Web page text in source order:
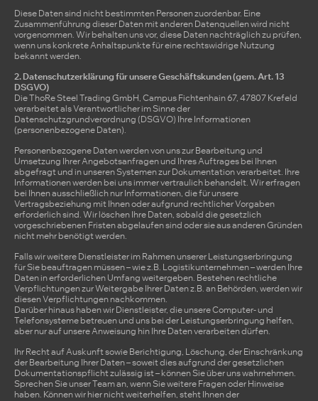
Diese Daten sind nicht bestimmten Personen zuordenbar. Eine
Zusammenführung dieser Daten mit anderen Datenquellen wird nicht
vorgenommen. Wir behalten uns vor, diese Daten nachträglich zu prüfen,
wenn uns konkrete Anhaltspunkte für eine rechtswidrige Nutzung
bekannt werden.
2. Datenschutzerklärung für unsere Geschäftskunden (gem. Art. 13
DSGVO)
Die ThoRe Steel Trading GmbH, Campus Fichtenhain 67, 47807 Krefeld
verarbeitet als Verantwortlicher im Sinne der
Datenschutzgrundverordnung (DSGVO) Ihre Informationen
(personenbezogene Daten).
Personenbezogene Daten werden von uns zur Bearbeitung und
Umsetzung Ihrer Angebotsanfragen und Ihres Auftrages bei Ihnen
abgefragt und in unseren Systemen zur Dokumentation verarbeitet. Ihre
Informationen werden bei uns immer vertraulich behandelt. Wir erfragen
bei Ihnen ausschließlich nur Informationen, die für unsere
Vertragsbeziehung mit Ihnen oder aufgrund rechtlicher Vorgaben
erforderlich sind. Wir löschen Ihre Daten, sobald die gesetzlich
vorgeschriebenen Fristen abgelaufen sind oder sie aus anderen Gründen
nicht mehr benötigt werden.
Falls wir weitere Dienstleister im Rahmen unserer Leistungserbringung
für Sie beauftragen müssen – wie z.B. Logistikunternehmen – werden Ihre
Daten in erforderlichen Umfang weitergeben. Bestehen rechtliche
Verpflichtungen zur Weitergabe Ihrer Daten z.B. an Behörden, werden wir
diesen Verpflichtungen nachkommen.
Darüber hinaus haben wir Dienstleister, die unsere Computer- und
Telefonsysteme betreuen und uns bei der Leistungserbringung helfen,
aber nur auf unsere Anweisung hin Ihre Daten verarbeiten dürfen.
Ihr Recht auf Auskunft sowie Berichtigung, Löschung, der Einschränkung
der Bearbeitung Ihrer Daten – soweit dies aufgrund der gesetzlichen
Dokumentationspflicht zulässig ist – können Sie über uns wahrnehmen.
Sprechen Sie unser Team an, wenn Sie weitere Fragen oder Hinweise
haben. Können wir hier nicht weiterhelfen, steht Ihnen der